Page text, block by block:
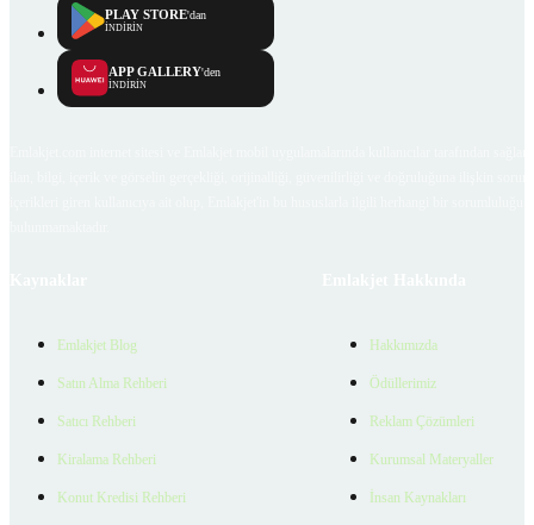
PLAY STORE'dan
İNDİRİN
APP GALLERY'den
İNDİRİN
Emlakjet Blog
Satın Alma Rehberi
Satıcı Rehberi
Kiralama Rehberi
Konut Kredisi Rehberi
Hakkımızda
Ödüllerimiz
Reklam Çözümleri
Kurumsal Materyaller
İnsan Kaynakları